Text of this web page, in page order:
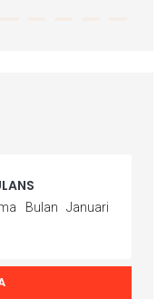
Bulan Januari